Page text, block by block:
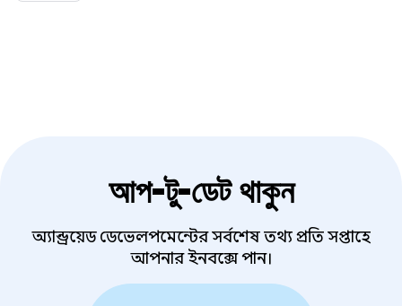
আপ-টু-ডেট থাকুন
অ্যান্ড্রয়েড ডেভেলপমেন্টের সর্বশেষ তথ্য প্রতি সপ্তাহে
আপনার ইনবক্সে পান।